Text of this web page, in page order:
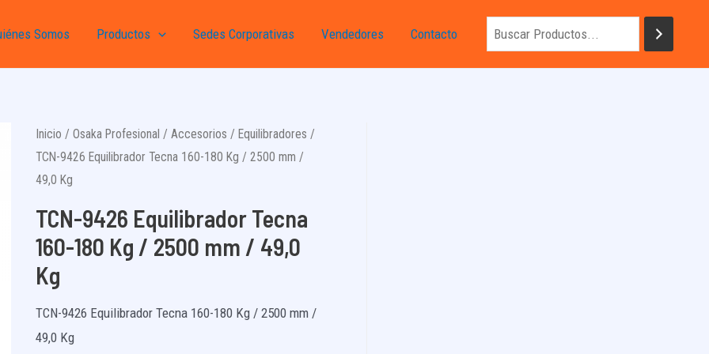
Somos Productos Sedes Corporativas Vendedores Contacto
Inicio / Osaka Profesional / Accesorios / Equilibradores /
TCN-9426 Equilibrador Tecna 160-180 Kg / 2500 mm /
49,0 Kg
TCN-9426 Equilibrador Tecna
160-180 Kg / 2500 mm / 49,0
Kg
TCN-9426 Equilibrador Tecna 160-180 Kg / 2500 mm /
49,0 Kg